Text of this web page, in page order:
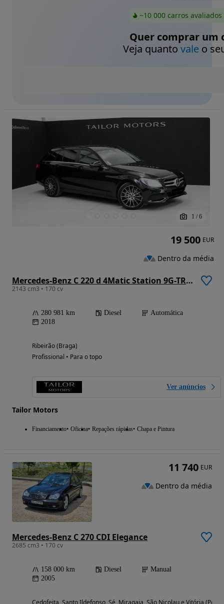
~10 000 carros
Quer comprar um
Veja quanto valeo
1 / 6
Mercedes-Benz C 220 d 4Matic Station 9G-TRONIC Avantgarde
2143 cm3 • 170 cv
280 981 km Diesel
Automática
2018
Ribeirão (Braga)
Profissional • Para o topo
Ver anúncios
Tailor Motors
Financiamento Oficina Repações rápidas Chapa e Pintura
19 500 EUR
Dentro da média
Mercedes-Benz C 270 CDI Elegance
2685 cm3 • 170 cv
158 000 km Diesel
Manual
2005
11 740 EUR
Dentro da média